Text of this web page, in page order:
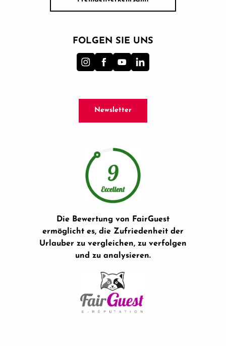
FOLGEN SIE UNS
Newsletter
Die Bewertung von FairGuest
ermöglicht es, die Zufriedenheit der
Urlauber zu vergleichen, zu verfolgen
und zu analysieren.